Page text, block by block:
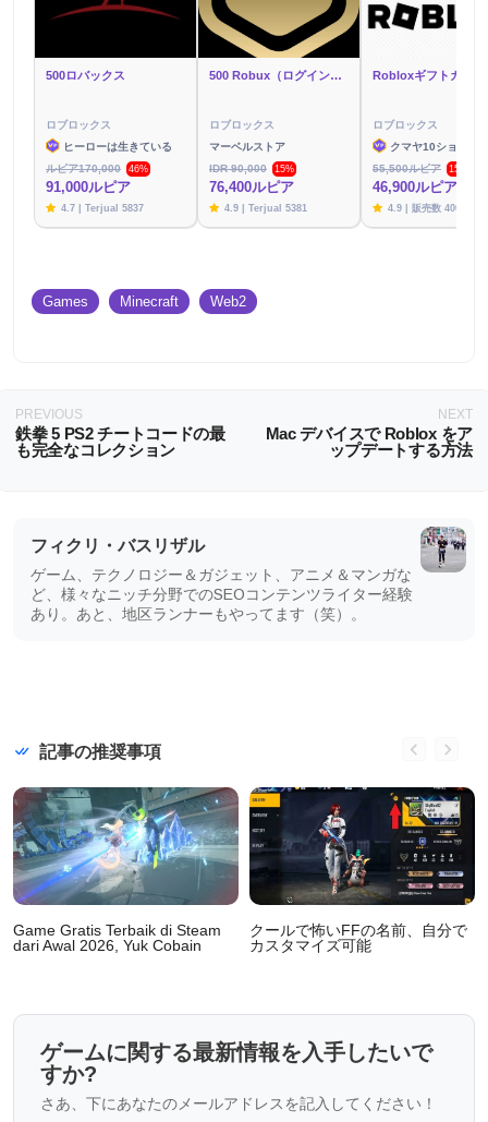
500ロバックス
ロブロックス
ヒーローは生きている
ルピア170,000
46%
91,000ルピア
4.7 | Terjual 5837
500 Robux（ログイン経由）
ロブロックス
マーベルストア
IDR 90,000
15%
76,400ルピア
4.9 | Terjual 5381
ロブロックス
クマヤ10ショップ
55,500ルピア
15%
46,900ルピア
4.9 | 販売数 4003
Games Minecraft Web2
PREVIOUS
鉄拳 5 PS2 チートコードの最
も完全なコレクション
NEXT
Mac デバイスで Roblox をア
ップデートする方法
フィクリ・バスリザル
ゲーム、テクノロジー＆ガジェット、アニメ＆マンガな
ど、様々なニッチ分野でのSEOコンテンツライター経験
あり。あと、地区ランナーもやってます（笑）。
記事の推奨事項
Game Gratis Terbaik di Steam
dari Awal 2026, Yuk Cobain
クールで怖いFFの名前、自分で
カスタマイズ可能
ゲームに関する最新情報を入手したいで
すか?
さあ、下にあなたのメールアドレスを記入してください！